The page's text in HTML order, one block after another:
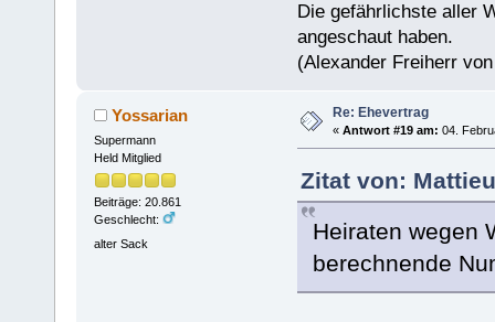
Die gefährlichste aller
angeschaut haben.
(Alexander Freiherr
Yossarian
Supermann
Held Mitglied
Beiträge: 20.861
Geschlecht:
alter Sack
Re: Ehevertrag
« Antwort #19 am: 04.
Zitat von:
Heiraten wegen
berechnende